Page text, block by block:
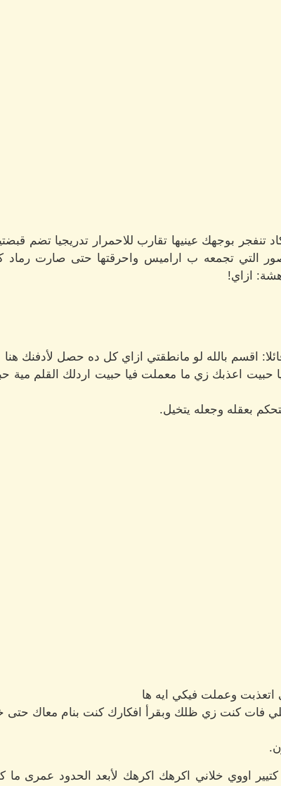
تنفجر بوجهك عينيها تقارب للاحمرار تدريجيا تضم
التي تجمعه ب اراميس واحرقتها حتى صارت رماد
ازاي!
اقسم بالله لو مانطقتي ازاي كل ده حصل لأدفنك هنا
اعذبك زي ما معملت فيا حبيت اردلك القلم مية
بعقله وجعله يتخيل.
اتعذبت وعملت فيكي ايه ها
فات كنت زي ظلك وبقرأ افكارك كنت بنام معاك حتى
كتيير اووي خلاني اكرهك اكرهك لأبعد الحدود عمرى